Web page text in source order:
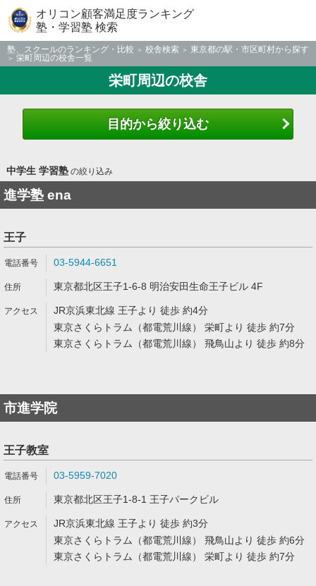
オリコン顧客満足度ランキング
塾・学習塾 検索
塾、スクールのランキング・比較 校舎検索
東京都の駅・市区町村から探す
栄町周辺の校舎一覧
栄町周辺の校舎
目的から絞り込む
中学生 学習塾の絞り込み
進学塾 ena
王子
03-5944-6651
東京都北区王子1-6-8 明治安田生命王子ビル 4F
JR京浜東北線 王子より 徒歩 約4分
東京さくらトラム（都電荒川線） 栄町より 徒歩 約7分
東京さくらトラム（都電荒川線） 飛鳥山より 徒歩 約8分
市進学院
王子教室
03-5959-7020
東京都北区王子1-8-1 王子パークビル
JR京浜東北線 王子より 徒歩 約3分
東京さくらトラム（都電荒川線） 飛鳥山より 徒歩 約6分
東京さくらトラム（都電荒川線） 栄町より 徒歩 約7分